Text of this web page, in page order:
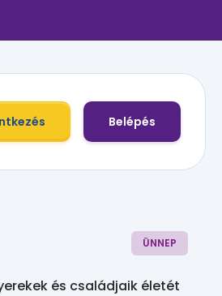
Belépés
ÜNNEP
és családjaik életét